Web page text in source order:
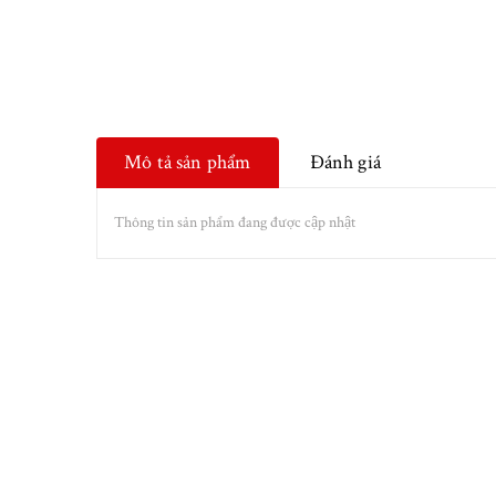
Mô tả sản phẩm Đánh giá
Thông tin sản phẩm đang được cập nhật